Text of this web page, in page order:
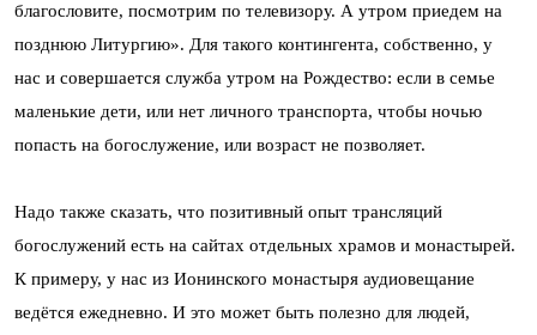
благословите, посмотрим по телевизору. А утром приедем на
позднюю Литургию». Для такого контингента, собственно, у
нас и совершается служба утром на Рождество: если в семье
маленькие дети, или нет личного транспорта, чтобы ночью
попасть на богослужение, или возраст не позволяет.
Надо также сказать, что позитивный опыт трансляций
богослужений есть на сайтах отдельных храмов и монастырей.
К примеру, у нас из Ионинского монастыря аудиовещание
ведётся ежедневно. И это может быть полезно для людей,